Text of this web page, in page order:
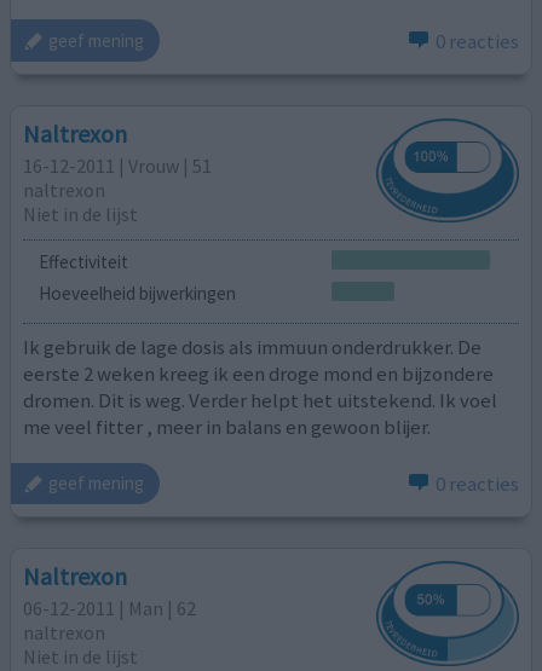
geef mening 0 reacties
Naltrexon
16-12-2011 | Vrouw | 51
naltrexon
Niet in de lijst
Effectiviteit
Hoeveelheid bijwerkingen
Ik gebruik de lage dosis als immuun onderdrukker. De
eerste 2 weken kreeg ik een droge mond en bijzondere
dromen. Dit is weg. Verder helpt het uitstekend. Ik voel
me veel fitter , meer in balans en gewoon blijer.
geef mening 0 reacties
Naltrexon
06-12-2011 | Man | 62
naltrexon
Niet in de lijst